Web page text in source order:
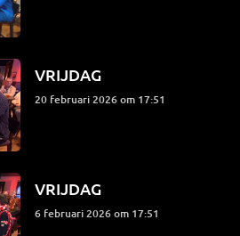
VRIJDAG
20 februari 2026 om 17:51
VRIJDAG
6 februari 2026 om 17:51